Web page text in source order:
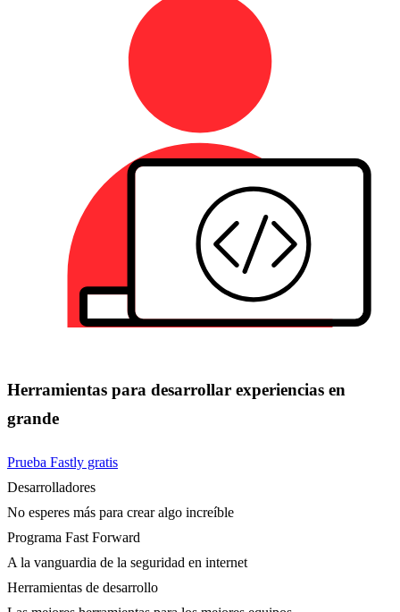
Herramientas para desarrollar experiencias en
grande
Prueba Fastly gratis
Desarrolladores
No esperes más para crear algo increíble
Programa Fast Forward
A la vanguardia de la seguridad en internet
Herramientas de desarrollo